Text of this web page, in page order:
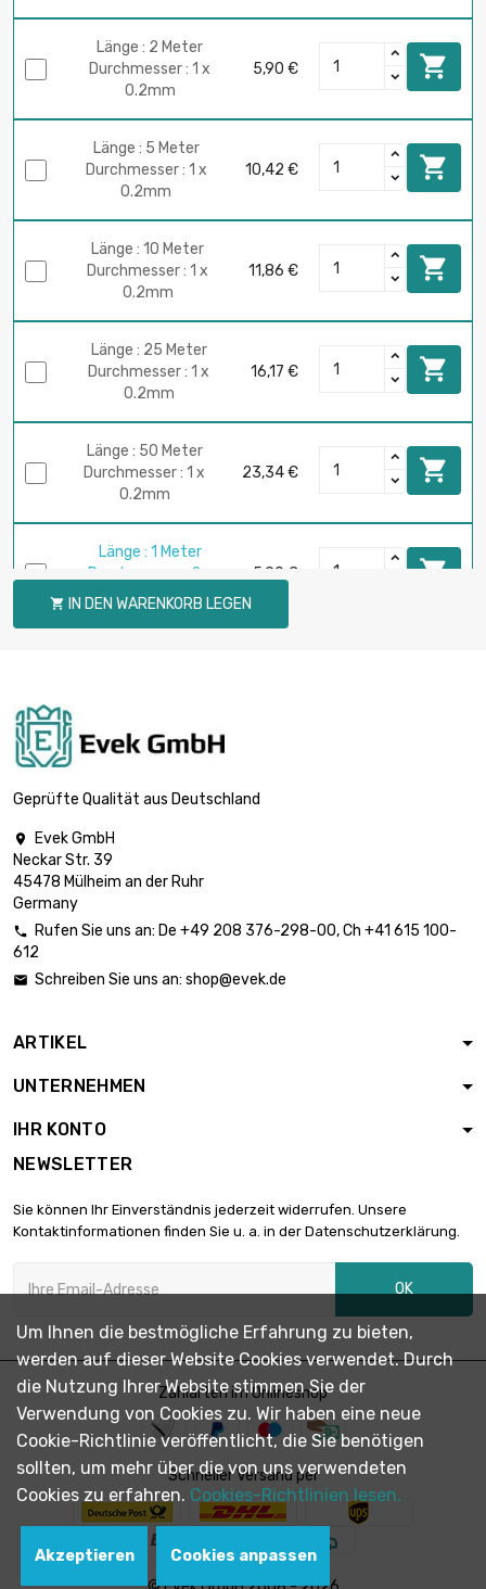
Länge : 2 Meter
Durchmesser : 1 x
0.2mm
5,90 € 
Länge : 5 Meter
Durchmesser : 1 x
0.2mm
10,42 € 
Länge : 10 Meter
Durchmesser : 1 x
0.2mm
11,86 € 
Länge : 25 Meter
Durchmesser : 1 x
0.2mm
16,17 € 
Länge : 50 Meter
Durchmesser : 1 x
0.2mm
23,34 € 
Länge : 1 Meter
Durchmesser : 2 x
0.2mm
5,90 € 
Länge : 5 Meter
0.2mm
Länge : 10 Meter
Durchmesser : 2 x
Durchmesser : 2 x
25,14 €
Durchmesser : 2 x
Länge : 1 Meter
0.5mm
Durchmesser : 2 x
Länge : 5 Meter
Durchmesser : 2 x
0.5mm
15,72 €
Länge : 10 Meter
Durchmesser : 2 x
0.5mm
22,46 €
Länge : 25 Meter
Durchmesser : 2 x
42,63 €
 IN DEN WARENKORB LEGEN
Geprüfte Qualität aus Deutschland

Evek GmbH
Neckar Str. 39
45478 Mülheim an der Ruhr
Germany
 Rufen Sie uns an: De +49 208 376-298-00, Ch +41 615 100-
612
 Schreiben Sie uns an: shop@evek.de
ARTIKEL
UNTERNEHMEN
IHR KONTO
NEWSLETTER
Sie können Ihr Einverständnis jederzeit widerrufen. Unsere
Kontaktinformationen finden Sie u. a. in der Datenschutzerklärung.
OK
Zahlarten im Onlineshop
Schneller Versand per
Um Ihnen die bestmögliche Erfahrung zu bieten,
werden auf dieser Website Cookies verwendet. Durch
die Nutzung Ihrer Website stimmen Sie der
Verwendung von Cookies zu. Wir haben eine neue
Cookie-Richtlinie veröffentlicht, die Sie benötigen
sollten, um mehr über die von uns verwendeten
Cookies zu erfahren. Cookies-Richtlinien lesen.
Akzeptieren Cookies anpassen